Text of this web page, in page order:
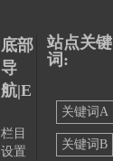
底部
导
航|E
栏目
设置
站点关键
词:
关键词A
关键词B